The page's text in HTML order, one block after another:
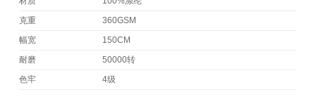
克重
360GSM
幅宽
150CM
耐磨
50000转
色牢
4级